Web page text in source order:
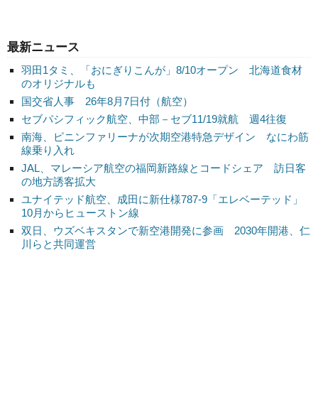
最新ニュース
羽田1タミ、「おにぎりこんが」8/10オープン 北海道食材
のオリジナルも
国交省人事 26年8月7日付（航空）
セブパシフィック航空、中部－セブ11/19就航 週4往復
南海、ピニンファリーナが次期空港特急デザイン なにわ筋
線乗り入れ
JAL、マレーシア航空の福岡新路線とコードシェア 訪日客
の地方誘客拡大
ユナイテッド航空、成田に新仕様787-9「エレベーテッド」
10月からヒューストン線
双日、ウズベキスタンで新空港開発に参画 2030年開港、仁
川らと共同運営